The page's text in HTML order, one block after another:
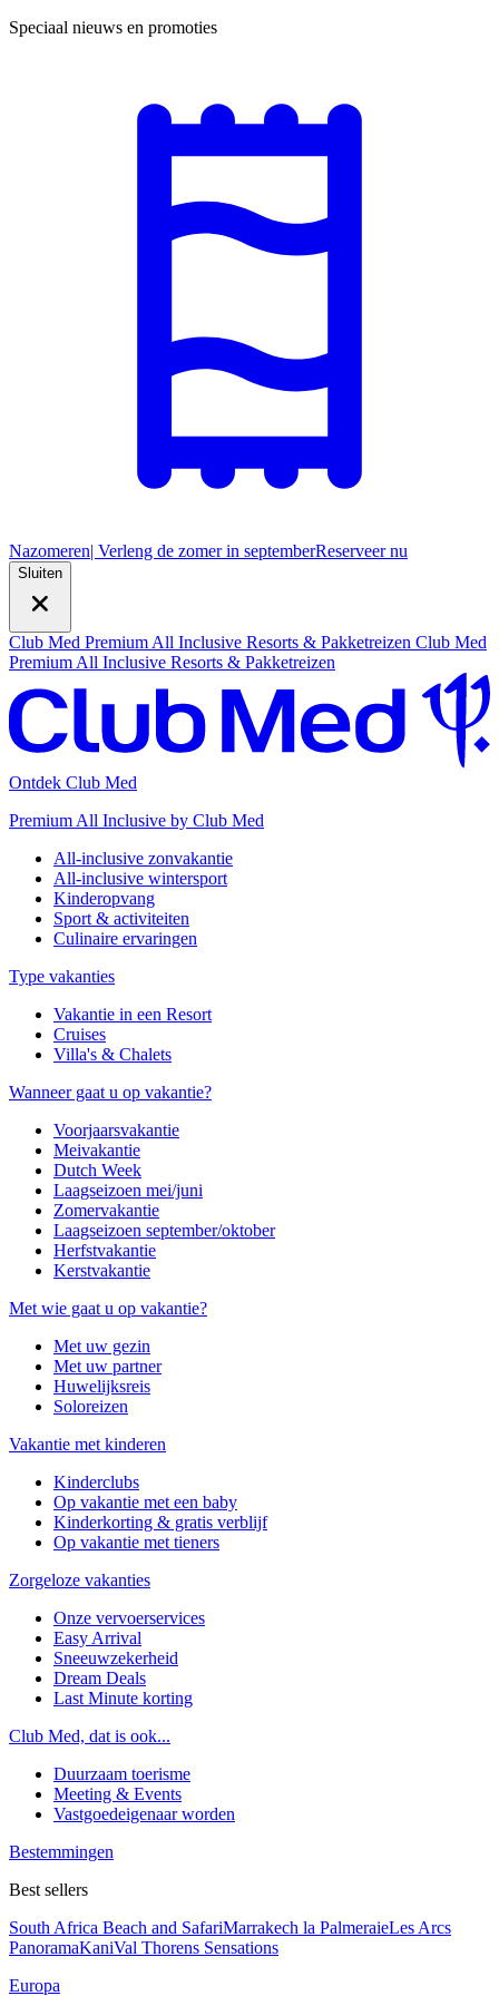
Speciaal nieuws en promoties
Nazomeren| Verleng de zomer in septemberReserveer nu
Sluiten
Club Med Premium All Inclusive Resorts & Pakketreizen Club Med
Premium All Inclusive Resorts & Pakketreizen
Ontdek Club Med
Premium All Inclusive by Club Med
All-inclusive zonvakantie
All-inclusive wintersport
Kinderopvang
Sport & activiteiten
Culinaire ervaringen
Type vakanties
Vakantie in een Resort
Cruises
Villa's & Chalets
Wanneer gaat u op vakantie?
Voorjaarsvakantie
Meivakantie
Dutch Week
Laagseizoen mei/juni
Zomervakantie
Laagseizoen september/oktober
Herfstvakantie
Kerstvakantie
Met wie gaat u op vakantie?
Met uw gezin
Met uw partner
Huwelijksreis
Soloreizen
Vakantie met kinderen
Kinderclubs
Op vakantie met een baby
Kinderkorting & gratis verblijf
Op vakantie met tieners
Zorgeloze vakanties
Onze vervoerservices
Easy Arrival
Sneeuwzekerheid
Dream Deals
Last Minute korting
Club Med, dat is ook...
Duurzaam toerisme
Meeting & Events
Vastgoedeigenaar worden
Bestemmingen
Best sellers
South Africa Beach and SafariMarrakech la PalmeraieLes Arcs
PanoramaKaniVal Thorens Sensations
Europa